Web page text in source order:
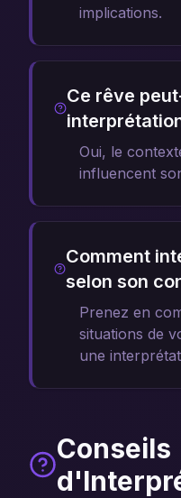
implications.
Ce rêve
Oui, le
influencent
Comment
selon son
Prenez en
situations de
une
Conseils